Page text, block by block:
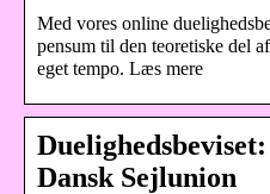
Med vores online
pensum til den teoretiske del
eget tempo. Læs mere
Dansk Sejlunion